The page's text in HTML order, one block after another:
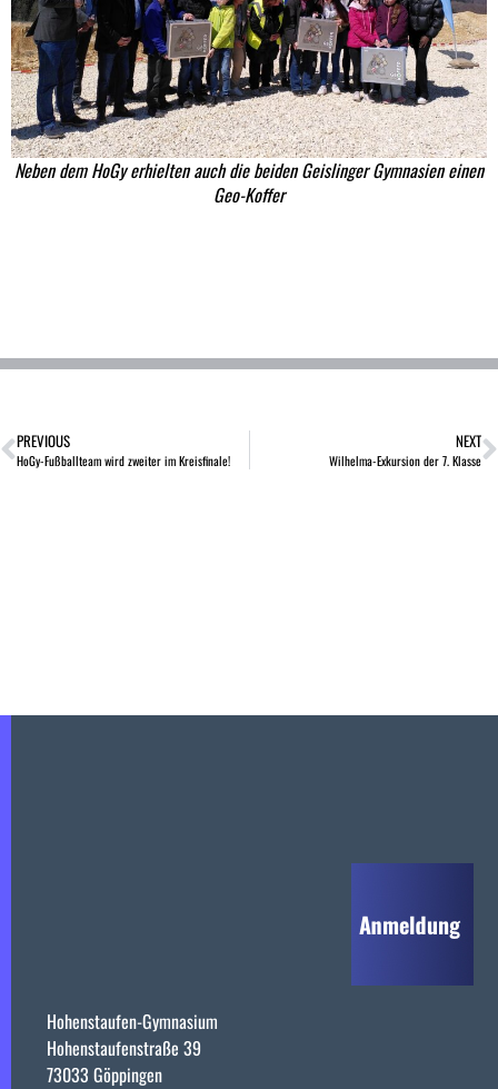
Neben dem HoGy erhielten auch die beiden Geislinger Gymnasien einen
Geo-Koffer
PREVIOUS
HoGy-Fußballteam wird zweiter im Kreisfinale!
NEXT
Wilhelma-Exkursion der 7. Klasse
Hohenstaufen-Gymnasium
Hohenstaufenstraße 39
73033 Göppingen